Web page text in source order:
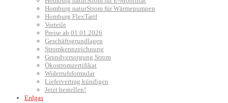
Homburg naturStrom für Wärmepumpen
Homburg FlexTarif
Vorteile
Preise ab 01.01.2026
Geschäftsgrundlagen
Stromkennzeichnung
Grundversorgung Strom
Ökostromzertifikat
Widerrufsformular
Liefervertrag kündigen
Jetzt bestellen!
Erdgas